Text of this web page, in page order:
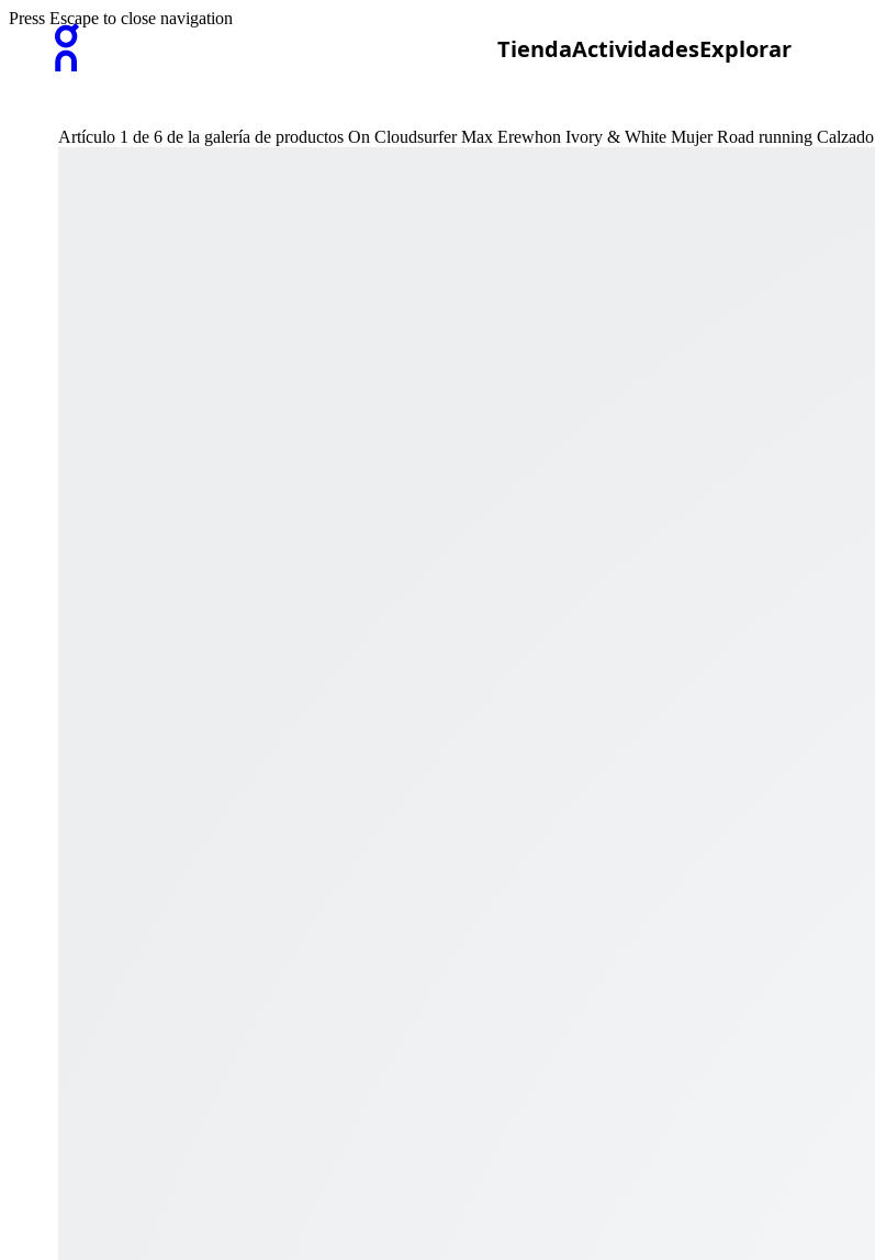
TiendaActividadesExplorar
Press Escape to close navigation
Artículo 1 de 6 de la galería de productos On Cloudsurfer Max Erewhon Ivory & White Mujer Road running Calzado